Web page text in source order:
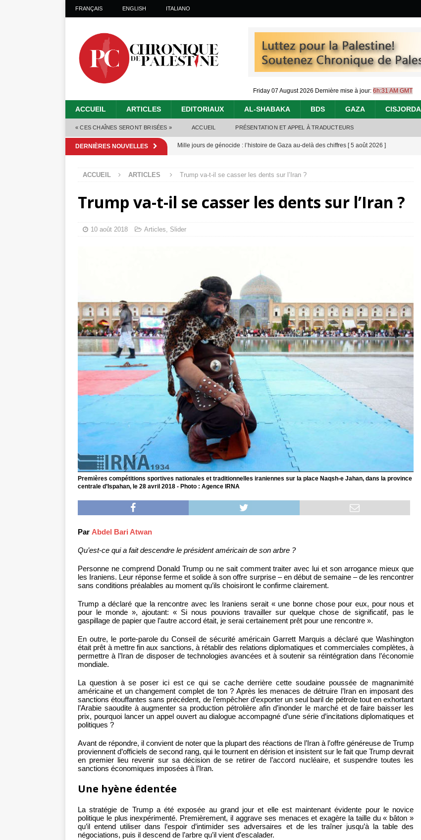
FRANÇAIS ENGLISH ITALIANO
Friday 07 August 2026 Dernière mise à jour: 6h:31 AM GMT
ACCUEIL ARTICLES EDITORIAUX AL-SHABAKA BDS GAZA
« CES CHAÎNES SERONT BRISÉES » ACCUEIL PRÉSENTATION ET APPEL À TRADUCTEURS
DERNIÈRES NOUVELLES Mille jours de génocide : l’histoire de Gaza au-delà des chiffres [ 5 août 2026 ]
Alors que Trump annonce un « accord de paix » à Gaza, les Israéliens multiplie les
toxiques
ACCUEIL ARTICLES Trump va-t-il se casser les dents sur l’Iran ?
Trump va-t-il se casser les dents sur l’Iran ?
10 août 2018 Articles, Slider
Premières compétitions sportives nationales et traditionnelles iraniennes sur la place Naqsh-e Jahan, dans la province
centrale d’Ispahan, le 28 avril 2018 - Photo : Agence IRNA
Par Abdel Bari Atwan
Qu’est-ce qui a fait descendre le président américain de son arbre ?
Personne ne comprend Donald Trump ou ne sait comment traiter avec lui et son arrogance mieux que
les Iraniens. Leur réponse ferme et solide à son offre surprise – en début de semaine – de les rencontrer
sans conditions préalables au moment qu’ils choisiront le confirme clairement.
Trump a déclaré que la rencontre avec les Iraniens serait « une bonne chose pour eux, pour nous et
pour le monde », ajoutant: « Si nous pouvions travailler sur quelque chose de significatif, pas le
gaspillage de papier que l’autre accord était, je serai certainement prêt pour une rencontre ».
En outre, le porte-parole du Conseil de sécurité américain Garrett Marquis a déclaré que Washington
était prêt à mettre fin aux sanctions, à rétablir des relations diplomatiques et commerciales complètes, à
permettre à l’Iran de disposer de technologies avancées et à soutenir sa réintégration dans l’économie
mondiale.
La question à se poser ici est ce qui se cache derrière cette soudaine poussée de magnanimité
américaine et un changement complet de ton ? Après les menaces de détruire l’Iran en imposant des
sanctions étouffantes sans précédent, de l’empêcher d’exporter un seul baril de pétrole tout en exhortant
l’Arabie saoudite à augmenter sa production pétrolière afin d’inonder le marché et de faire baisser les
prix, pourquoi lancer un appel ouvert au dialogue accompagné d’une série d’incitations diplomatiques et
politiques ?
Avant de répondre, il convient de noter que la plupart des réactions de l’Iran à l’offre généreuse de Trump
proviennent d’officiels de second rang, qui le tournent en dérision et insistent sur le fait que Trump devrait
en premier lieu revenir sur sa décision de se retirer de l’accord nucléaire, et suspendre toutes les
sanctions économiques imposées à l’Iran.
Une hyène édentée
La stratégie de Trump a été exposée au grand jour et elle est maintenant évidente pour le novice
politique le plus inexpérimenté. Premièrement, il aggrave ses menaces et exagère la taille du « bâton »
qu’il entend utiliser dans l’espoir d’intimider ses adversaires et de les traîner jusqu’à la table des
négociations, puis il descend de l’arbre qu’il vient d’escalader.